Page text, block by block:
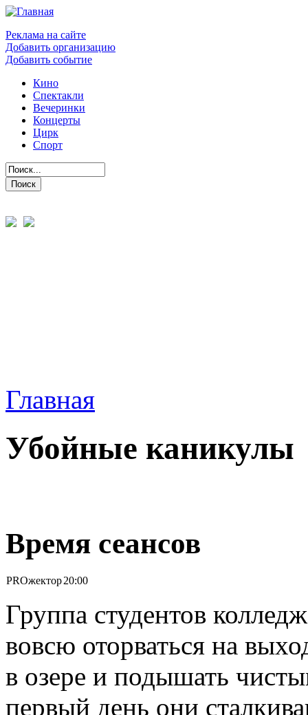
Реклама на сайте
Добавить организацию
Добавить событие
Кино
Спектакли
Вечеринки
Концерты
Цирк
Спорт
Главная
Убойные каникулы
Время сеансов
PROжектор20:00
Группа студентов
вовсю оторваться на
в озере и подышать
первый день они